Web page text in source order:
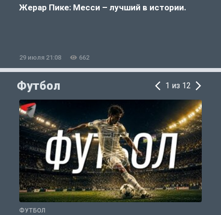
Жерар Пике: Месси – лучший в истории.
29 июля 21:08 662
Футбол 1 из 12
ФУТБОЛ